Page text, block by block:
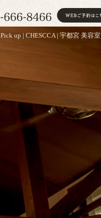
Pick up | CHESCCA | 宇都宮 美容室